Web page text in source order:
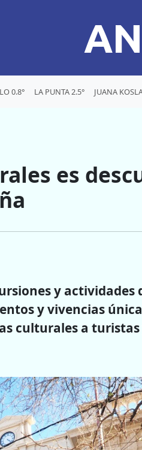
0.8° LA PUNTA 2.5° JUANA
es
y actividades
y vivencias
culturales a